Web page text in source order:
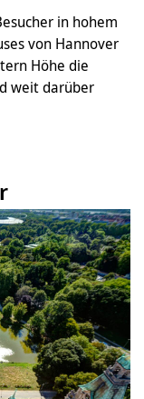
in hohem
von Hannover
Höhe die
weit darüber